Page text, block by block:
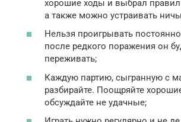
хорошие ходы и выбрал
а также можно устраивать
Нельзя проигрывать
после редкого поражения он
переживать;
Каждую партию, сыгранную с
разбирайте. Поощряйте
обсуждайте не удачные;